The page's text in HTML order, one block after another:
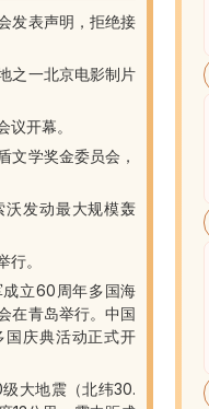
发表声明，拒绝接
之一北京电影制片
开幕。
文学奖金委员会，
发动最大规模轰
。
立60周年多国海
在青岛举行。中国
庆典活动正式开
大地震（北纬30.